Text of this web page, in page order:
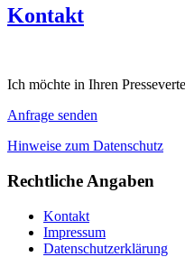
Kontakt
Ich möchte in Ihren
Anfrage senden
Hinweise zum Datenschutz
Rechtliche Angaben
Kontakt
Impressum
Datenschutzerklärung